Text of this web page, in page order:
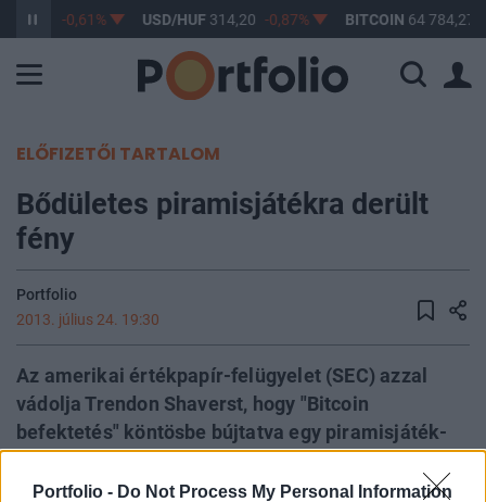
Portfolio - Do Not Process My Personal Information
363,17 -0,61% USD/HUF314,20 -0,87% BITCOIN 64 784,27
ELŐFIZETŐI TARTALOM
Bődületes piramisjátékra derült
fény
Portfolio
2013. július 24. 19:30
Az amerikai értékpapír-felügyelet (SEC) azzal
vádolja Trendon Shaverst, hogy "Bitcoin
befektetés" köntösbe bújtatva egy piramisjáték-
finextra.com. Ezzel több 10 millió dollárral